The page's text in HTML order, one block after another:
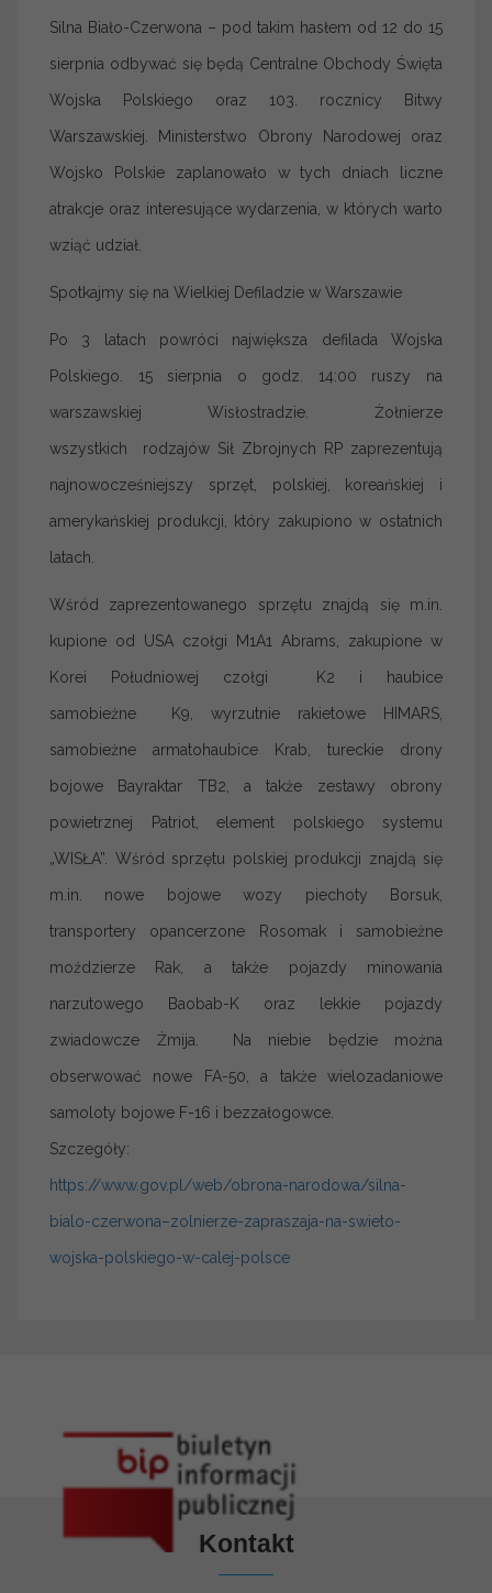
Silna Biało-Czerwona – pod takim hasłem od 12 do 15
sierpnia odbywać się będą Centralne Obchody Święta
Wojska Polskiego oraz 103. rocznicy Bitwy
Warszawskiej. Ministerstwo Obrony Narodowej oraz
Wojsko Polskie zaplanowało w tych dniach liczne
atrakcje oraz interesujące wydarzenia, w których warto
wziąć udział.
Spotkajmy się na Wielkiej Defiladzie w Warszawie
Po 3 latach powróci największa defilada Wojska
Polskiego. 15 sierpnia o godz. 14:00 ruszy na
warszawskiej Wisłostradzie. Żołnierze
wszystkich rodzajów Sił Zbrojnych RP zaprezentują
najnowocześniejszy sprzęt, polskiej, koreańskiej i
amerykańskiej produkcji, który zakupiono w ostatnich
latach.
Wśród zaprezentowanego sprzętu znajdą się m.in.
kupione od USA czołgi M1A1 Abrams, zakupione w
Korei Południowej czołgi K2 i haubice
samobieżne K9, wyrzutnie rakietowe HIMARS,
samobieżne armatohaubice Krab, tureckie drony
bojowe Bayraktar TB2, a także zestawy obrony
powietrznej Patriot, element polskiego systemu
„WISŁA”. Wśród sprzętu polskiej produkcji znajdą się
m.in. nowe bojowe wozy piechoty Borsuk,
transportery opancerzone Rosomak i samobieżne
moździerze Rak, a także pojazdy minowania
narzutowego Baobab-K oraz lekkie pojazdy
zwiadowcze Żmija. Na niebie będzie można
obserwować nowe FA-50, a także wielozadaniowe
samoloty bojowe F-16 i bezzałogowce.
Szczegóły:
https://www.gov.pl/web/obrona-narodowa/silna-
bialo-czerwona–zolnierze-zapraszaja-na-swieto-
wojska-polskiego-w-calej-polsce
Kontakt